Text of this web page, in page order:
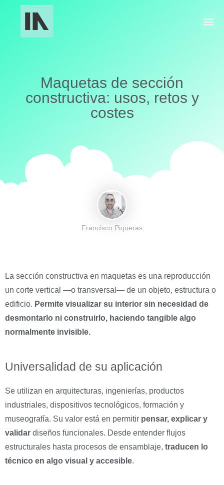
Maquetas de sección
constructiva: usos, retos y
costes
Francisco Piqueras
La sección constructiva en maquetas es una reproducción
un corte vertical —o transversal— de un objeto, estructura o
edificio. Permite visualizar su interior sin necesidad de
desmontarlo ni construirlo, haciendo tangible algo
normalmente invisible.
Universalidad de su aplicación
Se utilizan en arquitecturas, ingenierías, productos
industriales, dispositivos tecnológicos, formación y
museografía. Su valor está en permitir pensar, explicar y
validar diseños funcionales. Desde entender flujos
estructurales hasta procesos de ensamblaje, traducen lo
técnico en algo visual y accesible.